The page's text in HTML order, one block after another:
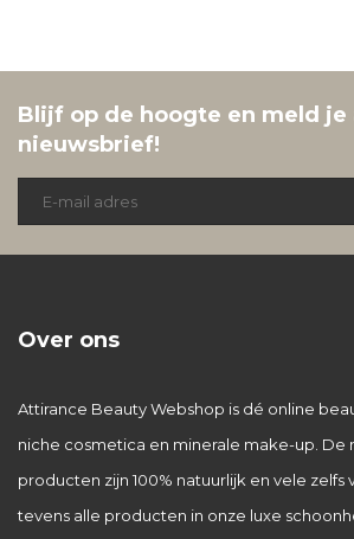
Blijf op de hoogte en meld je
nieuwsbrief!
Over ons
Attirance Beauty Webshop is dé online
niche cosmetica en minerale make-up. De
producten zijn 100% natuurlijk en vele zelfs
tevens alle producten in onze luxe